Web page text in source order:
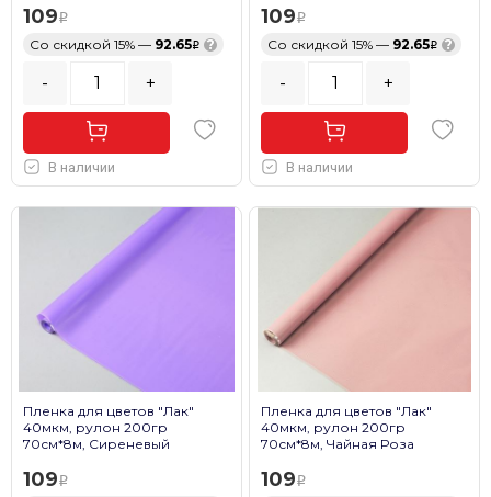
109
Со скидкой 15% — 92.65 ?
- +
В наличии
109
Со скидкой 15% — 92.65 ?
- +
В наличии
Пленка для цветов "Лак"
40мкм, рулон 200гр
70см*8м, Сиреневый
109
Пленка для цветов "Лак"
40мкм, рулон 200гр
70см*8м, Чайная Роза
109